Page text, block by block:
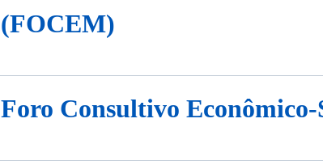
(FOCEM)
Foro Consultivo